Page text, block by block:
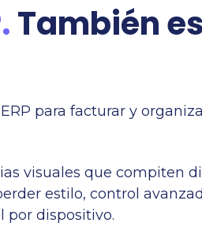
También
para facturar y
visuales que compiten
estilo, control
por dispositivo.